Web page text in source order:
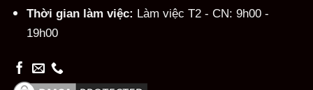
Thời gian làm việc: Làm việc T2 - CN: 9h00 -
19h00